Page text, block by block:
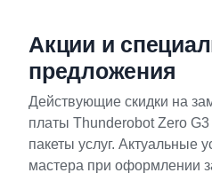
Акции и
предложения
Действующие скидки на
платы Thunderobot Zero
пакеты услуг. Актуальные
мастера при оформлении